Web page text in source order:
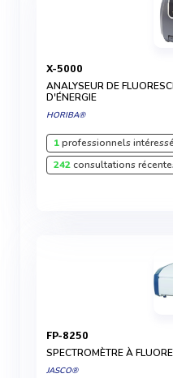
X-5000
ANALYSEUR DE
D'ÉNERGIE
HORIBA®
1professionnels
242consultations
FP-8250
SPECTROMÈTRE À
JASCO®